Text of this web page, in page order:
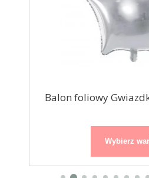
Balon foliowy
Wybierz